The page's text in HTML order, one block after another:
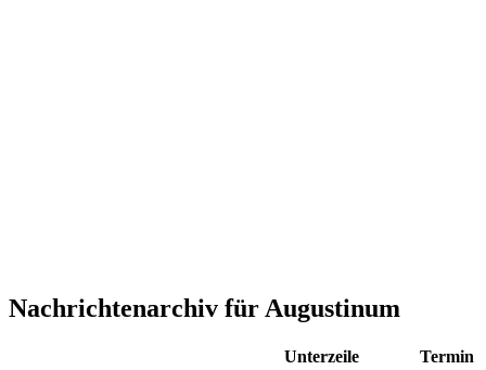
Nachrichtenarchiv für Augustinum
Unterzeile Termin